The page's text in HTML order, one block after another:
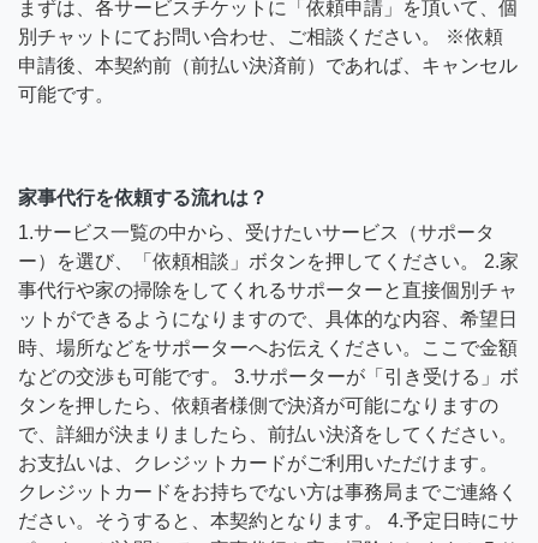
まずは、各サービスチケットに「依頼申請」を頂いて、個
別チャットにてお問い合わせ、ご相談ください。 ※依頼
申請後、本契約前（前払い決済前）であれば、キャンセル
可能です。
家事代行を依頼する流れは？
1.サービス一覧の中から、受けたいサービス（サポータ
ー）を選び、「依頼相談」ボタンを押してください。 2.家
事代行や家の掃除をしてくれるサポーターと直接個別チャ
ットができるようになりますので、具体的な内容、希望日
時、場所などをサポーターへお伝えください。ここで金額
などの交渉も可能です。 3.サポーターが「引き受ける」ボ
タンを押したら、依頼者様側で決済が可能になりますの
で、詳細が決まりましたら、前払い決済をしてください。
お支払いは、クレジットカードがご利用いただけます。
クレジットカードをお持ちでない方は事務局までご連絡く
ださい。そうすると、本契約となります。 4.予定日時にサ